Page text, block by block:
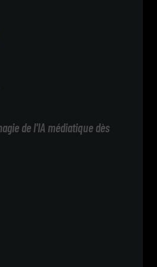
de l'IA médiatique dès